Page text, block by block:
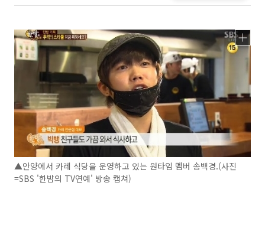
▲안양에서 카레 식당을 운영하고 있는 원타임 멤버 송백경.(사진
=SBS '한밤의 TV연예' 방송 캡쳐)